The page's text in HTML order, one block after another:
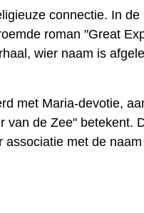
connectie. In
roman "Great
wier naam is
met Maria-devotie,
de Zee" betekent.
met de